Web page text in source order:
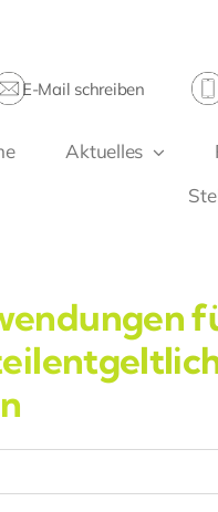
E-Mail schreiben
Aktuelles